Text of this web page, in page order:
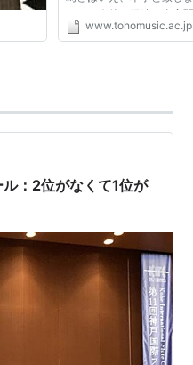
あり、今後、経緯や事実
査したうえで、厳正に対
www.tohomusic.ac.jp
：2位がなくて1位が